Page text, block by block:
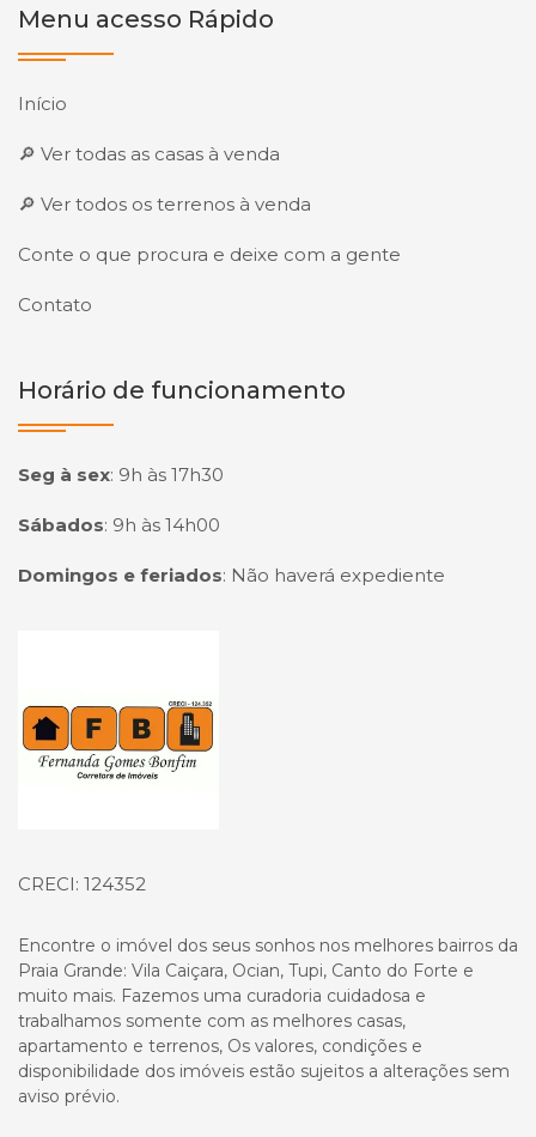
Menu acesso Rápido
Início
🔎 Ver todas as casas à venda
🔎 Ver todos os terrenos à venda
Conte o que procura e deixe com a gente
Contato
Horário de funcionamento
Seg à sex: 9h às 17h30
Sábados: 9h às 14h00
Domingos e feriados: Não haverá expediente
CRECI: 124352
Encontre o imóvel dos seus sonhos nos melhores bairros da
Praia Grande: Vila Caiçara, Ocian, Tupi, Canto do Forte e
muito mais. Fazemos uma curadoria cuidadosa e
trabalhamos somente com as melhores casas,
apartamento e terrenos, Os valores, condições e
disponibilidade dos imóveis estão sujeitos a alterações sem
aviso prévio.